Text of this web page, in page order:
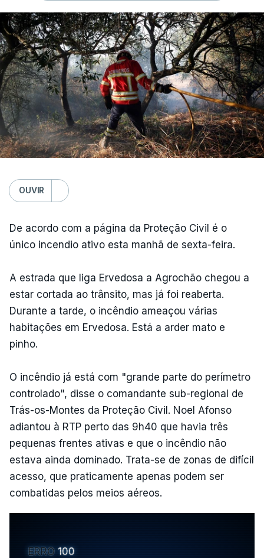
OUVIR
De acordo com a página da Proteção Civil é o
único incendio ativo esta manhã de sexta-feira.
A estrada que liga Ervedosa a Agrochão chegou a
estar cortada ao trânsito, mas já foi reaberta.
Durante a tarde, o incêndio ameaçou várias
habitações em Ervedosa. Está a arder mato e
pinho.
O incêndio já está com "grande parte do perímetro
controlado", disse o comandante sub-regional de
Trás-os-Montes da Proteção Civil. Noel Afonso
adiantou à RTP perto das 9h40 que havia três
pequenas frentes ativas e que o incêndio não
estava ainda dominado. Trata-se de zonas de difícil
acesso, que praticamente apenas podem ser
combatidas pelos meios aéreos.
ERRO 100